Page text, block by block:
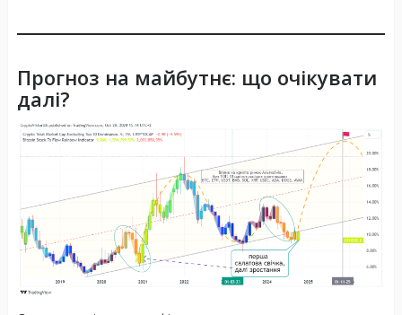
Прогноз на майбутнє: що очікувати
далі?